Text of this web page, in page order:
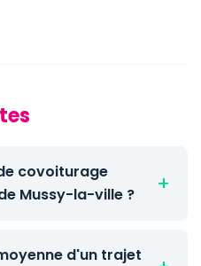
covoiturage
Mussy-la-ville ?
d'un trajet